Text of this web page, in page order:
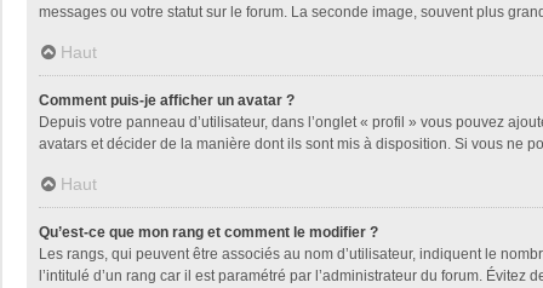
messages ou votre statut sur le forum. La seconde image, souvent plus
Haut
Comment puis-je afficher un avatar ?
Depuis votre panneau d’utilisateur, dans l’onglet « profil » vous pouvez
avatars et décider de la manière dont ils sont mis à disposition. Si vous ne
Haut
Qu’est-ce que mon rang et comment le modifier ?
Les rangs, qui peuvent être associés au nom d’utilisateur, indiquent le
l’intitulé d’un rang car il est paramétré par l’administrateur du forum.